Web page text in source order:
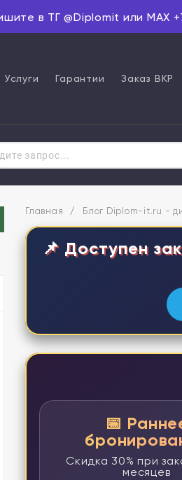
в ТГ @Diplomit или MAX
Услуги Гарантии Заказ ВКР
Главная / Блог Diplom-it.ru -
📌 Доступен
📅
Скидка 30% при
месяцев